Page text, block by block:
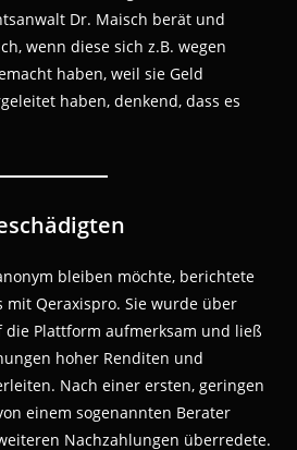
Dr. Maisch berät und
wenn diese sich z.B. wegen
haben, weil sie Geld
haben, denkend, dass es
bleiben möchte, berichtete
mit Qeraxispro. Sie wurde über
die Plattform aufmerksam und ließ
hoher Renditen und
Nach einer ersten, geringen
einem sogenannten Berater
Nachzahlungen überredete.